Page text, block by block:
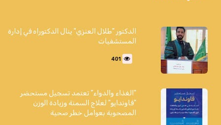
الدكتور "طلال العنزي" ينال الدكتوراه في إدارة
المستشفيات
401
"الغذاء والدواء" تعتمد تسجيل مستحضر
"فاوندايو" لعلاج السمنة وزيادة الوزن
المصحوبة بعوامل خطر صحية